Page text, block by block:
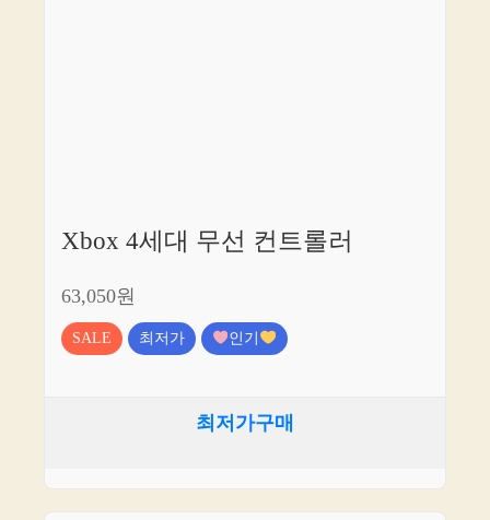
Xbox 4세대 무선 컨트롤러
63,050원
SALE 최저가 인기
최저가구매